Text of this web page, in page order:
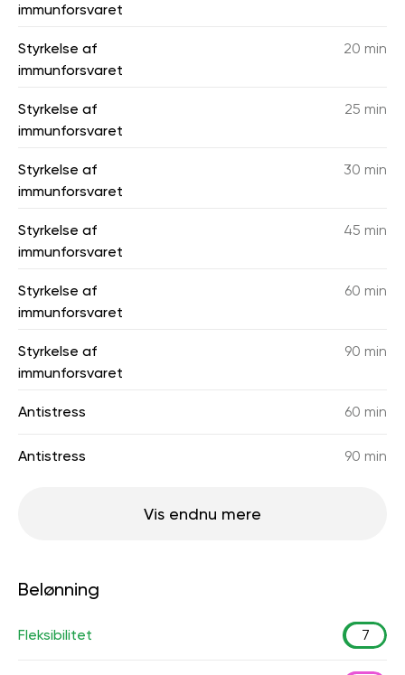
immunforsvaret
Styrkelse af
immunforsvaret
20 min
Styrkelse af
immunforsvaret
25 min
Styrkelse af
immunforsvaret
30 min
Styrkelse af
immunforsvaret
45 min
Styrkelse af
immunforsvaret
60 min
Styrkelse af
immunforsvaret
90 min
Antistress 60 min
Antistress 90 min
Vis endnu mere
Belønning
Fleksibilitet 7